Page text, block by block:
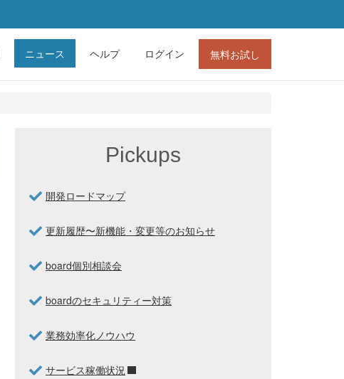
ニュース ヘルプ ログイン 無料お試し
Pickups
開発ロードマップ
更新履歴〜新機能・変更等のお知らせ
board個別相談会
boardのセキュリティー対策
業務効率化ノウハウ
サービス稼働状況